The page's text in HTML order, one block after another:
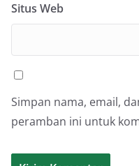
Situs Web
Simpan nama, email,
peramban ini untuk